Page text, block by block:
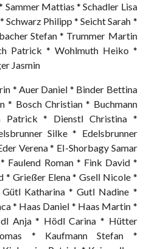
Sammer Mattias * Schadler Lisa
Schwarz Philipp * Seicht Sarah *
Stefan * Trummer Martin
Patrick * Wohlmuth Heiko *
Jasmin
* Auer Daniel * Binder Bettina
* Bosch Christian * Buchmann
Patrick * Dienstl Christina *
Silke * Edelsbrunner
Verena * EI-Shorbagy Samar
Faulend Roman * Fink David *
* Grießer Elena * Gsell Nicole *
Gütl Katharina * Gutl Nadine *
* Haas Daniel * Haas Martin *
Anja * Hödl Carina * Hütter
* Kaufmann Stefan *